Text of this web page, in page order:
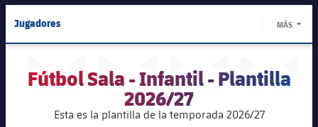
PLUSICON
MÁS
Primer equipo
plusicon
más
plusicon
más
Jugadores MÁS
Resultados
Clasificaciones
Fútbol Sala - Infantil - Plantilla
2026/27
Esta es la plantilla de la temporada 2026/27